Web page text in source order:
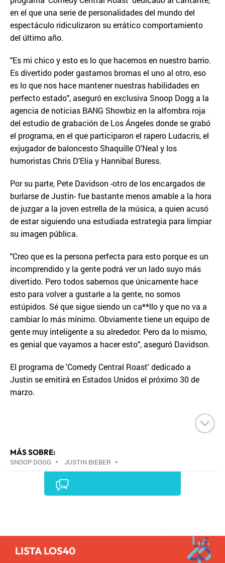
en el que una serie de personalidades del mundo del
espectáculo ridiculizaron su errático comportamiento
del último año.
"Es mi chico y esto es lo que hacemos en nuestro barrio.
Es divertido poder gastarnos bromas el uno al otro, eso
es lo que nos hace mantener nuestras habilidades en
perfecto estado", aseguró en exclusiva Snoop Dogg a la
agencia de noticias BANG Showbiz en la alfombra roja
del estudio de grabación de Los Ángeles donde se grabó
el programa, en el que participaron el rapero Ludacris, el
exjugador de baloncesto Shaquille O'Neal y los
humoristas Chris D'Elia y Hannibal Buress.
Por su parte, Pete Davidson -otro de los encargados de
burlarse de Justin- fue bastante menos amable a la hora
de juzgar a la joven estrella de la música, a quien acusó
de estar siguiendo una estudiada estrategia para limpiar
su imagen pública.
"Creo que es la persona perfecta para esto porque es un
incomprendido y la gente podrá ver un lado suyo más
divertido. Pero todos sabemos que únicamente hace
esto para volver a gustarle a la gente, no somos
estúpidos. Sé que sigue siendo un ca**llo y que no va a
cambiar lo más mínimo. Obviamente tiene un equipo de
gente muy inteligente a su alrededor. Pero da lo mismo,
es genial que vayamos a hacer esto", aseguró Davidson.
El programa de 'Comedy Central Roast' dedicado a
Justin se emitirá en Estados Unidos el próximo 30 de
marzo.
MÁS SOBRE:
SNOOP DOGG • JUSTIN BIEBER •
LISTA LOS40